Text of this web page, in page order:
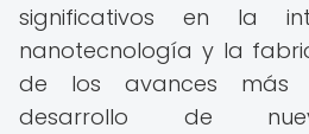
significativos en la
nanotecnología y la
de los avances más
desarrollo de